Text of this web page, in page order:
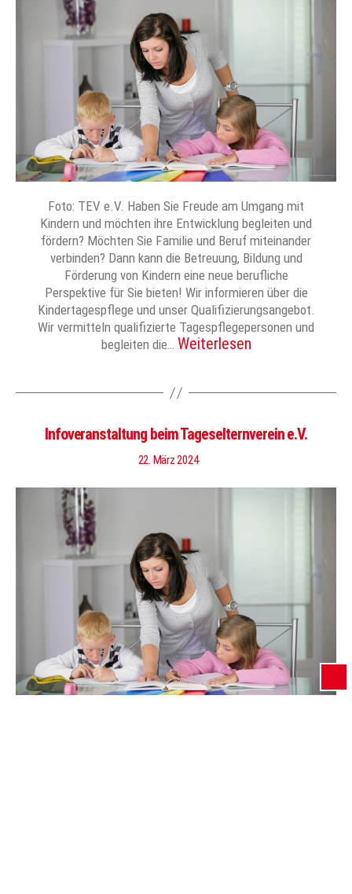
Foto: TEV e.V. Haben Sie Freude am Umgang mit
Kindern und möchten ihre Entwicklung begleiten und
fördern? Möchten Sie Familie und Beruf miteinander
verbinden? Dann kann die Betreuung, Bildung und
Förderung von Kindern eine neue berufliche
Perspektive für Sie bieten! Wir informieren über die
Kindertagespflege und unser Qualifizierungsangebot.
Wir vermitteln qualifizierte Tagespflegepersonen und
begleiten die… Weiterlesen
Infoveranstaltung beim Tageselternverein e.V.
22. März 2024